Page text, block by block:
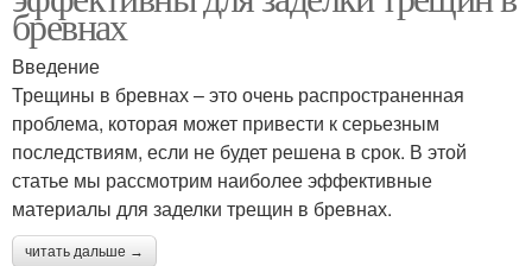
бревнах
Введение
Трещины в бревнах – это очень распространенная
проблема, которая может привести к серьезным
последствиям, если не будет решена в срок. В этой
статье мы рассмотрим наиболее эффективные
материалы для заделки трещин в бревнах.
читать дальше →